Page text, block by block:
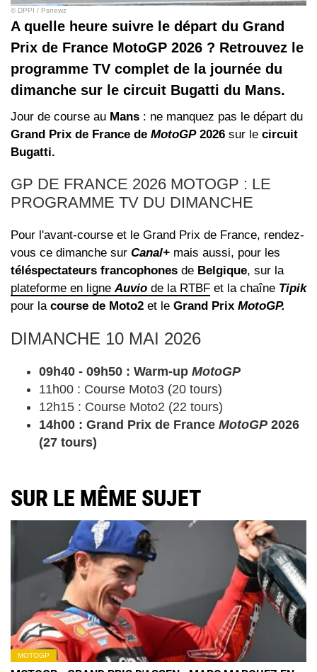
© DPPI / Psnewz
A quelle heure suivre le départ du Grand
Prix de France MotoGP 2026 ? Retrouvez le
programme TV complet de la journée du
dimanche sur le circuit Bugatti du Mans.
Jour de course au Mans : ne manquez pas le départ du
Grand Prix de France de MotoGP2026 sur le circuit
Bugatti.
GP DE FRANCE 2026 MOTOGP : LE
PROGRAMME TV DU DIMANCHE
Pour l'avant-course et le Grand Prix de France, rendez-
vous ce dimanche sur Canal+ mais aussi, pour les
téléspectateurs francophones de Belgique, sur la
plateforme en ligne Auvio de la RTBF et la chaîne Tipik
pour la course de Moto2 et le Grand Prix MotoGP.
DIMANCHE 10 MAI 2026
09h40 - 09h50 : Warm-up MotoGP
11h00 : Course Moto3 (20 tours)
12h15 : Course Moto2 (22 tours)
14h00 : Grand Prix de France MotoGP 2026
(27 tours)
SUR LE MÊME SUJET
MOTOGP